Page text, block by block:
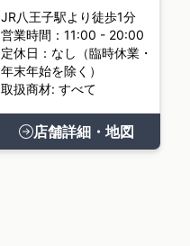
JR八王子駅より徒歩1分
営業時間：11:00 - 20:00
定休日：なし（臨時休業・
年末年始を除く）
取扱商材: すべて
店舗詳細・地図